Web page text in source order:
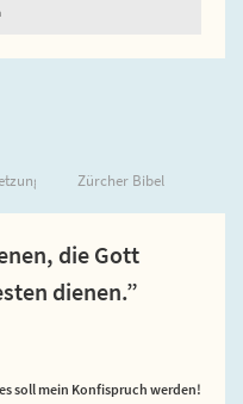
Zürcher Bibel
die Gott
dienen.”
soll mein Konfispruch werden!